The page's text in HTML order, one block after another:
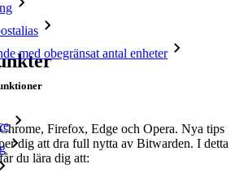
med obegränsat antal enheter
Firefox, Edge och Opera. Nya tips
dig att dra full nytta av Bitwarden. I detta
du lära dig att: